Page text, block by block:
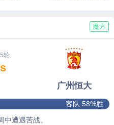
魔方
轮
广州恒大
客队 58%胜
中遭遇苦战。